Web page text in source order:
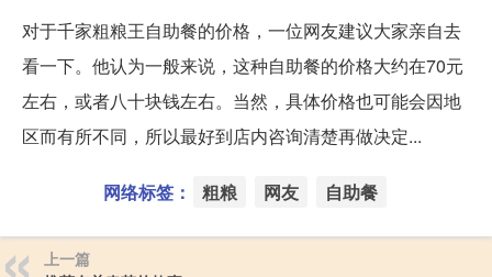
对于千家粗粮王自助餐的价格，一位网友建议大家亲自去
看一下。他认为一般来说，这种自助餐的价格大约在70元
左右，或者八十块钱左右。当然，具体价格也可能会因地
区而有所不同，所以最好到店内咨询清楚再做决定...
网络标签： 粗粮 网友 自助餐
上一篇